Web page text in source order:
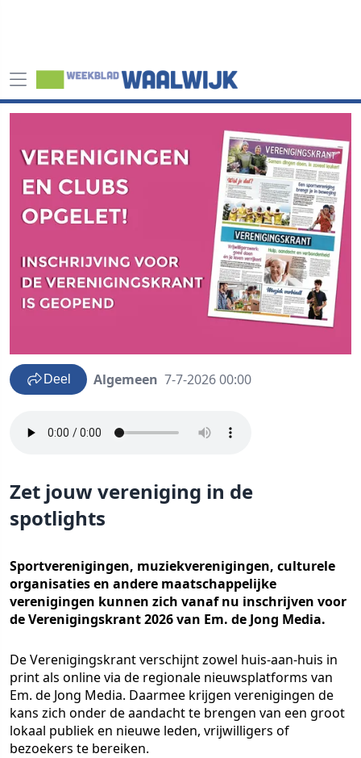
Deel Algemeen 7-7-2026 00:00
Zet jouw vereniging in de
spotlights
Sportverenigingen, muziekverenigingen, culturele
organisaties en andere maatschappelijke
verenigingen kunnen zich vanaf nu inschrijven voor
de Verenigingskrant 2026 van Em. de Jong Media.
De Verenigingskrant verschijnt zowel huis-aan-huis in
print als online via de regionale nieuwsplatforms van
Em. de Jong Media. Daarmee krijgen verenigingen de
kans zich onder de aandacht te brengen van een groot
lokaal publiek en nieuwe leden, vrijwilligers of
bezoekers te bereiken.